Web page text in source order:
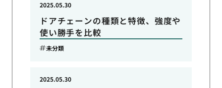
ドアチェーンの種類と特徴、強度や
使い勝手を比較
2025.05.30
未分類
2025.05.30